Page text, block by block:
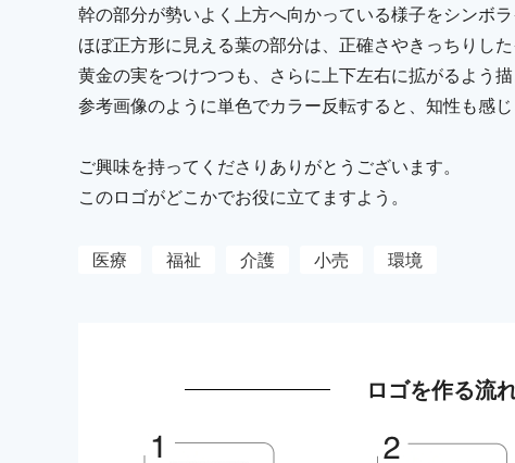
幹の部分が勢いよく上方へ向かっている様子をシンボラ
ほぼ正方形に見える葉の部分は、正確さやきっちりした
黄金の実をつけつつも、さらに上下左右に拡がるよう描
参考画像のように単色でカラー反転すると、知性も感じ
ご興味を持ってくださりありがとうございます。
このロゴがどこかでお役に立てますよう。
医療 福祉 介護 小売 環境
ロゴを作る流